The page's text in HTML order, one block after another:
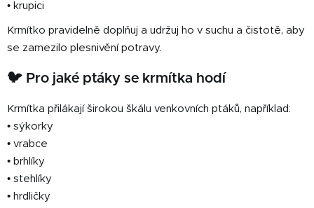
• krupici
Krmítko pravidelně doplňuj a udržuj ho v suchu a čistotě, aby
se zamezilo plesnivění potravy.
🐦 Pro jaké ptáky se krmítka hodí
Krmítka přilákají širokou škálu venkovních ptáků, například:
• sýkorky
• vrabce
• brhlíky
• stehlíky
• hrdličky